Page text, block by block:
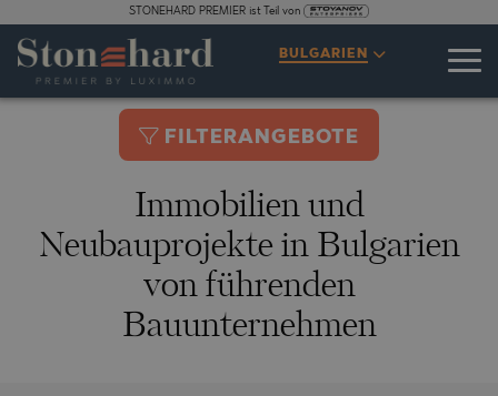
STONEHARD PREMIER ist Teil von
BULGARIEN
FILTERANGEBOTE
Immobilien und
Neubauprojekte in Bulgarien
von führenden
Bauunternehmen